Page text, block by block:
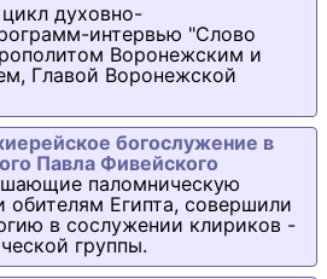
духовно-
интервью "Слово
Воронежским и
Главой Воронежской
богослужение в
Павла Фивейского
паломническую
обителям Египта, совершили
в сослужении клириков -
группы.